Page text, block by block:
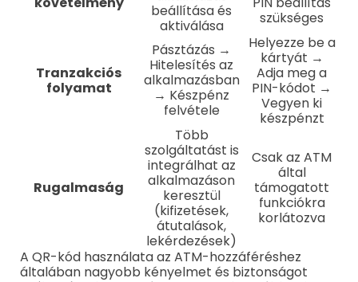
beállítása és
aktiválása
szükséges
Tranzakciós
folyamat
Pásztázás →
Hitelesítés az
alkalmazásban
→ Készpénz
felvétele
Helyezze be a
kártyát →
Adja meg a
PIN-kódot →
Vegyen ki
készpénzt
Rugalmaság
Több
szolgáltatást is
integrálhat az
alkalmazáson
keresztül
(kifizetések,
átutalások,
lekérdezések)
Csak az ATM
által
támogatott
funkciókra
korlátozva
A QR-kód használata az ATM-hozzáféréshez
általában nagyobb kényelmet és biztonságot